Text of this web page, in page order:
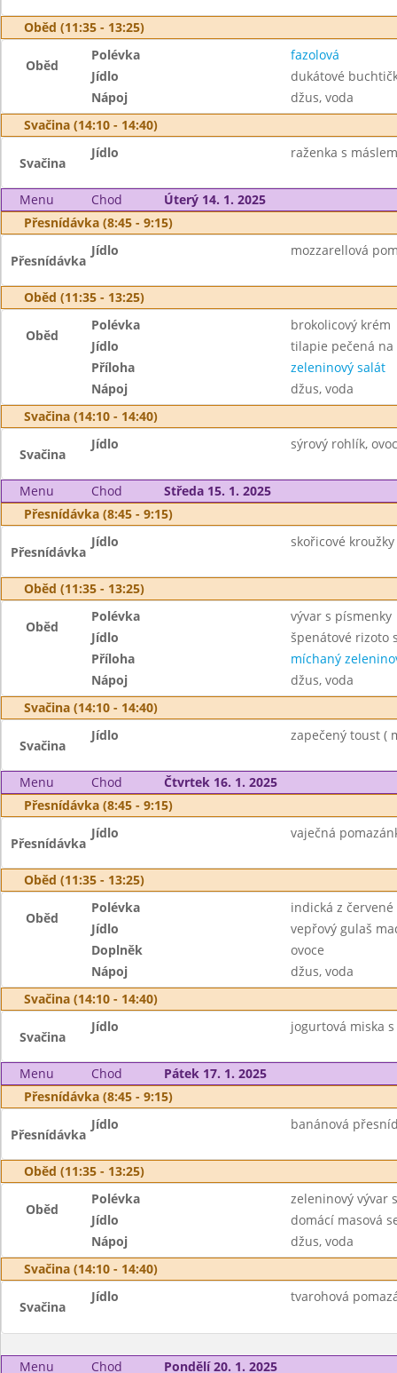
Oběd (11:35 - 13:25)
Oběd
Polévka
fazolová
Jídlo
dukátové
Nápoj
džus, voda
Svačina (14:10 - 14:40)
Svačina
Jídlo raženka s
Menu Chod
Úterý 14. 1. 2025
Přesnídávka (8:45 - 9:15)
Přesnídávka
Jídlo mozzarellová
Oběd (11:35 - 13:25)
Oběd
Polévka
brokolicový krém
Jídlo
tilapie pečená
Příloha
zeleninový salát
Nápoj
džus, voda
Svačina (14:10 - 14:40)
Svačina
Jídlo sýrový rohlík,
Menu Chod
Středa 15. 1. 2025
Přesnídávka (8:45 - 9:15)
Přesnídávka
Jídlo skořicové
Oběd (11:35 - 13:25)
Oběd
Polévka
vývar s písmenky
Jídlo
špenátové rizoto
Příloha
míchaný
Nápoj
džus, voda
Svačina (14:10 - 14:40)
Svačina
Jídlo zapečený toust (
Menu Chod
Čtvrtek 16. 1. 2025
Přesnídávka (8:45 - 9:15)
Přesnídávka
Jídlo vaječná
Oběd (11:35 - 13:25)
Oběd
Polévka
indická z červené
Jídlo
vepřový gulaš
Doplněk
ovoce
Nápoj
džus, voda
Svačina (14:10 - 14:40)
Svačina
Jídlo jogurtová miska
Menu Chod
Pátek 17. 1. 2025
Přesnídávka (8:45 - 9:15)
Přesnídávka
Jídlo banánová
Oběd (11:35 - 13:25)
Oběd
Polévka
zeleninový vývar
Jídlo
domácí masová
Nápoj
džus, voda
Svačina (14:10 - 14:40)
Svačina
Jídlo tvarohová
Menu Chod Pondělí 20. 1. 2025